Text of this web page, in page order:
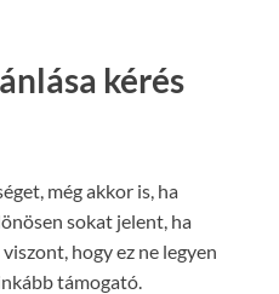
kérés
még akkor is, ha
sokat jelent, ha
hogy ez ne legyen
támogató.